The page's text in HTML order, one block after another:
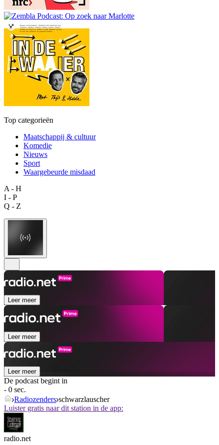
Top categorieën
Maatschappij & cultuur
Komedie
Nieuws
Sport
Waargebeurde misdaad
A - H
I - P
Q - Z
Leer meer
Leer meer
Leer meer
De podcast begint in
- 0 sec.
Radiozenders schwarzlauscher
Luister gratis naar dit station in de app:
radio.net